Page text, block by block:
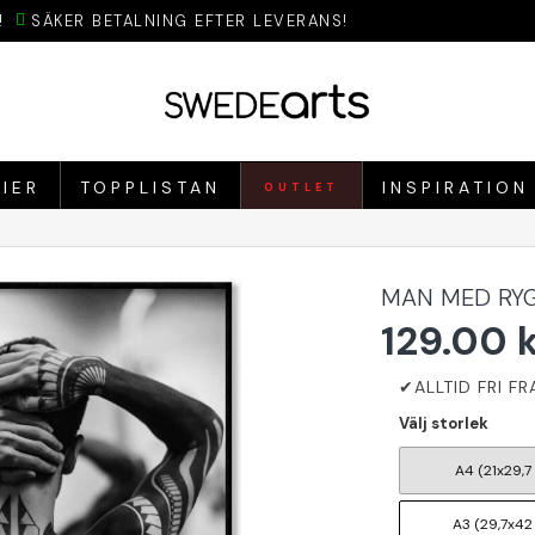
SÄKER BETALNING EFTER LEVERANS!
TOPPLISTAN OUTLET INSPIRATION
MAN MED
129.00
Välj storlek
A4
A3